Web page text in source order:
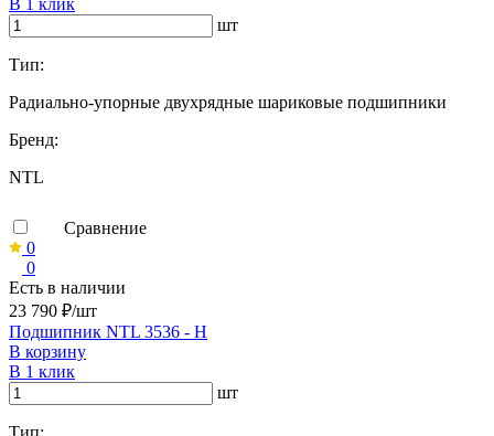
шт
Тип:
Радиально-упорные двухрядные шариковые подшипники
Бренд:
NTL
Сравнение
0
0
Есть в наличии
23 790 ₽/шт
Подшипник NTL 3536 - H
В корзину
В 1 клик
шт
Тип: